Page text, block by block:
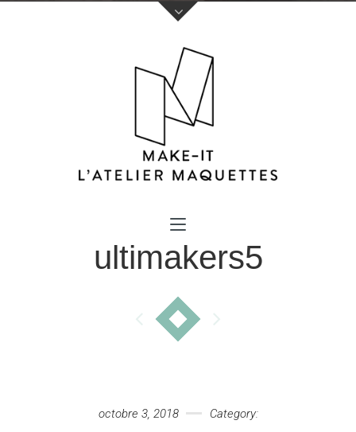
Votre nom (obligatoire)
Votre e-mail (obligatoire)ultimakers5
octobre 3, 2018 Category: